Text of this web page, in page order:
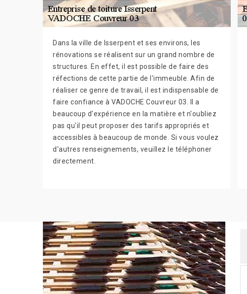
Dans la ville de Isserpent et ses environs, les
rénovations se réalisent sur un grand nombre de
structures. En effet, il est possible de faire des
réfections de cette partie de l'immeuble. Afin de
réaliser ce genre de travail, il est indispensable de
faire confiance à VADOCHE Couvreur 03. Il a
beaucoup d'expérience en la matière et n'oubliez
pas qu'il peut proposer des tarifs appropriés et
accessibles à beaucoup de monde. Si vous voulez
d'autres renseignements, veuillez le téléphoner
directement.